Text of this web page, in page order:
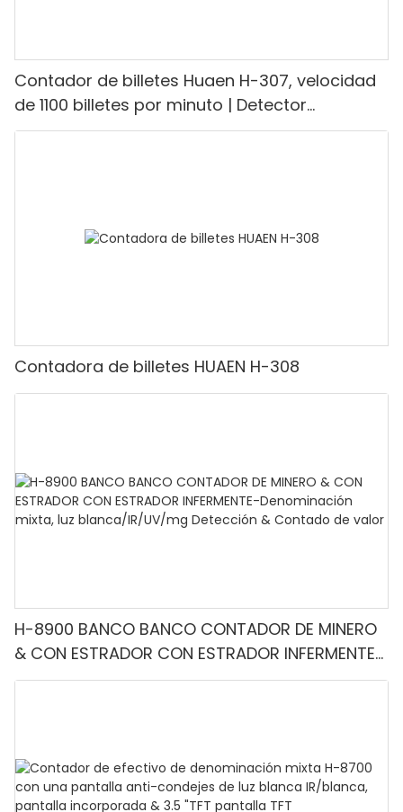
Contador de billetes Huaen H-307, velocidad
de 1100 billetes por minuto | Detector
UV/magnético/infrarrojo/falsificación,
Contadora de billetes HUAEN H-308
H-8900 BANCO BANCO CONTADOR DE MINERO
& CON ESTRADOR CON ESTRADOR INFERMENTE-
Denominación mixta, luz blanca/IR/UV/mg